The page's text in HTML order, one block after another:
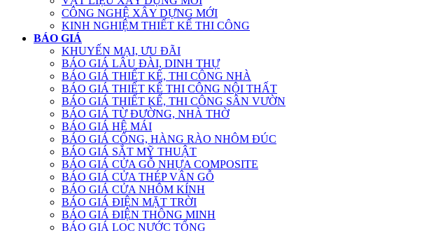
CÔNG NGHỆ XÂY DỰNG MỚI
KINH NGHIỆM THIẾT KẾ THI CÔNG
BÁO GIÁ
KHUYẾN MẠI, ƯU ĐÃI
BÁO GIÁ LÂU ĐÀI, DINH THỰ
BÁO GIÁ THIẾT KẾ, THI CÔNG NHÀ
BÁO GIÁ THIẾT KẾ THI CÔNG NỘI THẤT
BÁO GIÁ THIẾT KẾ, THI CÔNG SÂN VƯỜN
BÁO GIÁ TỪ ĐƯỜNG, NHÀ THỜ
BÁO GIÁ HỆ MÁI
BÁO GIÁ CỔNG, HÀNG RÀO NHÔM ĐÚC
BÁO GIÁ SẮT MỸ THUẬT
BÁO GIÁ CỬA GỖ NHỰA COMPOSITE
BÁO GIÁ CỬA THÉP VÂN GỖ
BÁO GIÁ CỬA NHÔM KÍNH
BÁO GIÁ ĐIỆN MẶT TRỜI
BÁO GIÁ ĐIỆN THÔNG MINH
BÁO GIÁ LỌC NƯỚC TỔNG